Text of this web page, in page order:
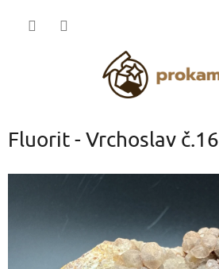
Fluorit - Vrchoslav č.16